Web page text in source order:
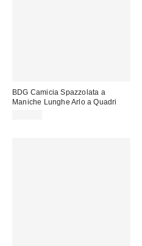
BDG Camicia Spazzolata a
Maniche Lunghe Arlo a Quadri